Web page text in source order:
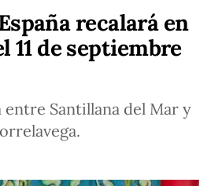
recalará en
11 de septiembre
Santillana del Mar y